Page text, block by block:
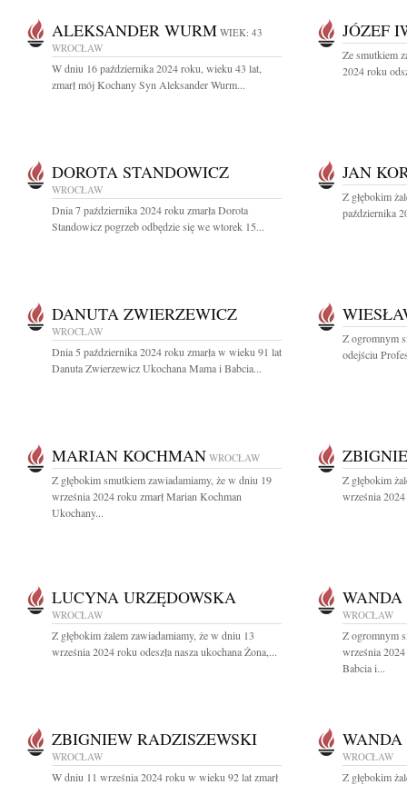
ALEKSANDER WURM WIEK: 43
WROCŁAW
W dniu 16 października 2024 roku, wieku 43 lat,
zmarł mój Kochany Syn Aleksander Wurm...
JÓZEF
Ze smutkiem
2024 roku
DOROTA STANDOWICZ
WROCŁAW
Dnia 7 października 2024 roku zmarła Dorota
Standowicz pogrzeb odbędzie się we wtorek 15...
JAN
Z głębokim
października
DANUTA ZWIERZEWICZ
WROCŁAW
Dnia 5 października 2024 roku zmarła w wieku 91 lat
Danuta Zwierzewicz Ukochana Mama i Babcia...
Z ogromnym
odejściu
MARIAN KOCHMAN WROCŁAW
Z głębokim smutkiem zawiadamiamy, że w dniu 19
września 2024 roku zmarł Marian Kochman
Ukochany...
Z głębokim
września
LUCYNA URZĘDOWSKA
WROCŁAW
Z głębokim żalem zawiadamiamy, że w dniu 13
września 2024 roku odeszła nasza ukochana Żona,...
WANDA
WROCŁAW
Z ogromnym
września
Babcia i...
ZBIGNIEW RADZISZEWSKI
WROCŁAW
W dniu 11 września 2024 roku w wieku 92 lat zmarł
WANDA
WROCŁAW
Z głębokim